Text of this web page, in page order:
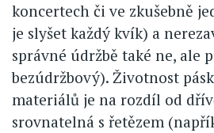
koncertech či ve zkušebně
je slyšet každý kvík) a
správné údržbě také ne, ale
bezúdržbový). Životnost
materiálů je na rozdíl od
srovnatelná s řetězem